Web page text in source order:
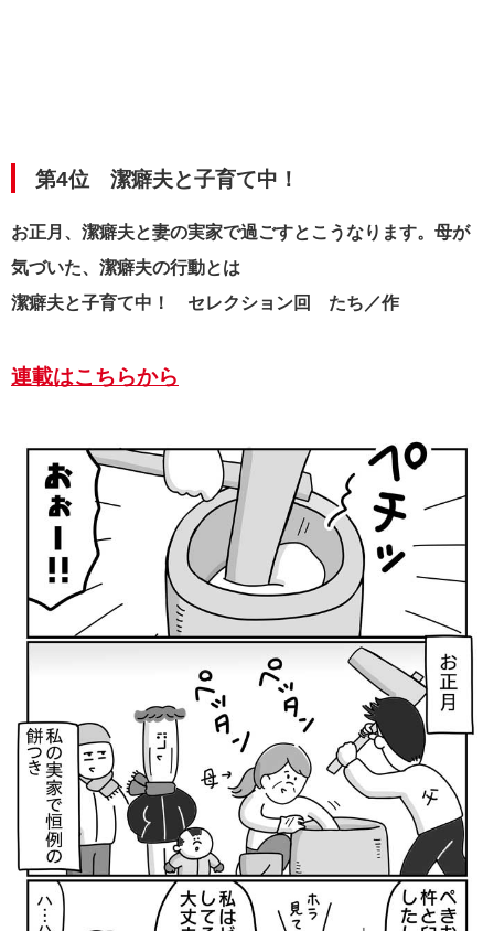
第4位 潔癖夫と子育て中！
お正月、潔癖夫と妻の実家で過ごすとこうなります。母が
気づいた、潔癖夫の行動とは
潔癖夫と子育て中！ セレクション回 たち／作
連載はこちらから